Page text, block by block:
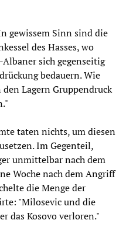
gewissem Sinn sind die
des Hasses, wo
sich gegenseitig
bedauern. Wie
Lagern Gruppendruck
taten nichts, um diesen
Im Gegenteil,
unmittelbar nach dem
Woche nach dem Angriff
die Menge der
"Milosevic und die
das Kosovo verloren."